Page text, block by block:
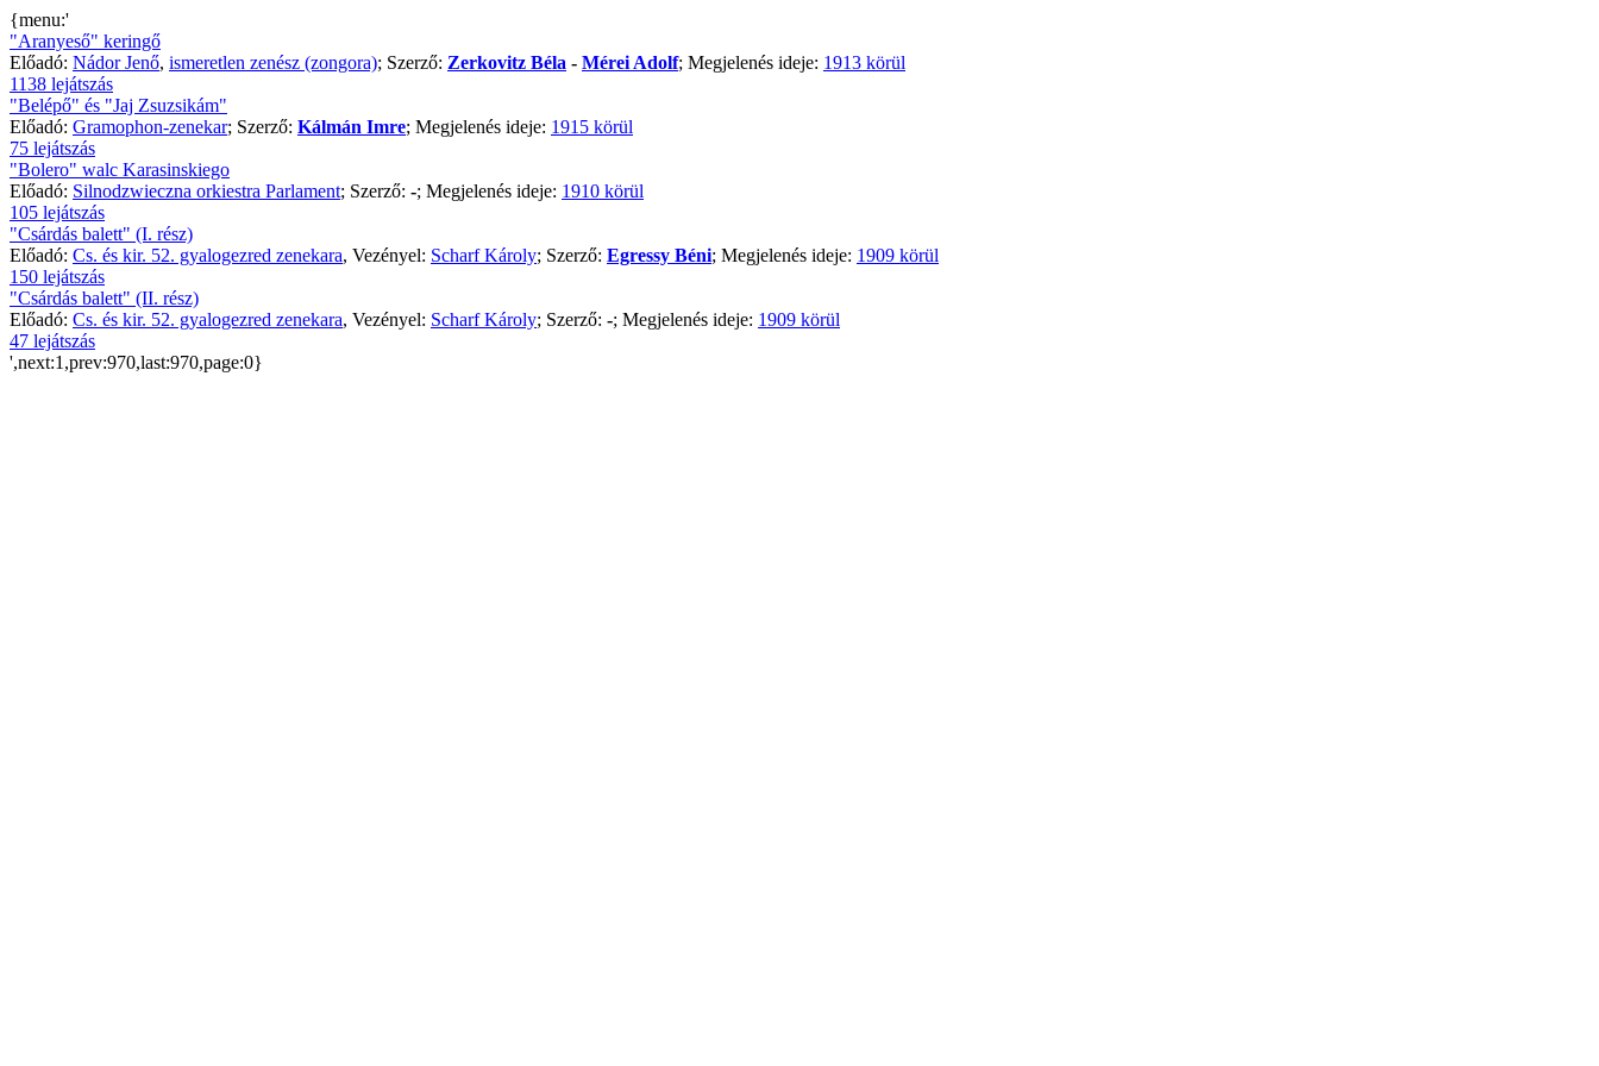
{menu:'
"Aranyeső" keringő
Előadó: Nádor Jenő, ismeretlen zenész (zongora); Szerző: Zerkovitz Béla - Mérei Adolf; Megjelenés ideje: 1913 körül
1138 lejátszás
"Belépő" és "Jaj Zsuzsikám"
Előadó: Gramophon-zenekar; Szerző: Kálmán Imre; Megjelenés ideje: 1915 körül
75 lejátszás
"Bolero" walc Karasinskiego
Előadó: Silnodzwieczna orkiestra Parlament; Szerző: -; Megjelenés ideje: 1910 körül
105 lejátszás
"Csárdás balett" (I. rész)
Előadó: Cs. és kir. 52. gyalogezred zenekara, Vezényel: Scharf Károly; Szerző: Egressy Béni; Megjelenés ideje: 1909 körül
150 lejátszás
"Csárdás balett" (II. rész)
Előadó: Cs. és kir. 52. gyalogezred zenekara, Vezényel: Scharf Károly; Szerző: -; Megjelenés ideje: 1909 körül
47 lejátszás
',next:1,prev:970,last:970,page:0}